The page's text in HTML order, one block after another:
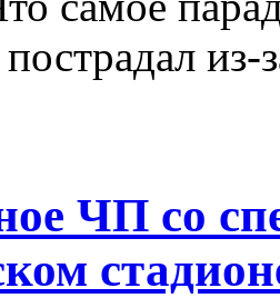
пострадал
ЧП со